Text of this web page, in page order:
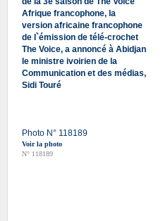
Afrique francophone, la
version africaine francophone
de l`émission de télé-crochet
The Voice, a annoncé à Abidjan
le ministre ivoirien de la
Communication et des médias,
Sidi Touré
Photo N° 118189
Voir la photo
N° 118189